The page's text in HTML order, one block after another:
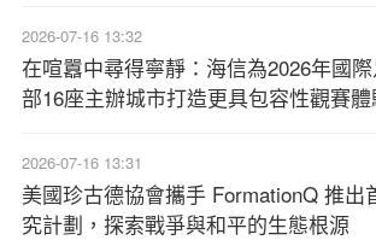
2026-07-16 13:32
在喧囂中尋得寧靜：海信為2026年國
部16座主辦城市打造更具包容性觀賽
2026-07-16 13:31
美國珍古德協會攜手 FormationQ 推出
究計劃，探索戰爭與和平的生態根源